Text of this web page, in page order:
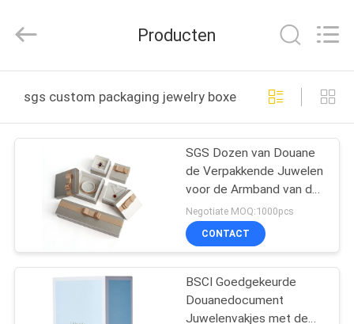
PRODUCTEN
OVER
FABRIEKSTOCHT
KWALITEITSCONTROLE
Rights
by
Producten
sgs custom packaging jewelry boxes online fabricage
SGS Dozen van Douane
de Verpakkende Juwelen
voor de Armband van de
Oorringsarmband
Negotiate MOQ:1000pcs
CONTACT
BSCI Goedgekeurde
Douanedocument
Juwelenvakjes met de